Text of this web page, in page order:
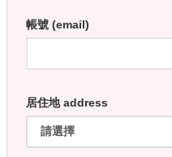
帳號 (email)
居住地 address